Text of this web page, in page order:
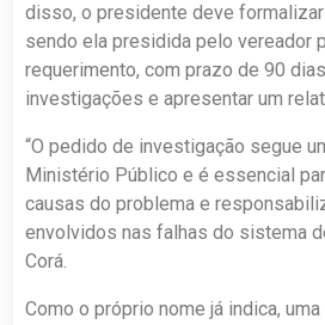
disso, o presidente deve
sendo ela presidida pelo vereador
requerimento, com prazo de 90
investigações e apresentar um
“O pedido de investigação segue
Ministério Público e é essencial
causas do problema e
envolvidos nas falhas do sistema
Corá.
Como o próprio nome já indica,